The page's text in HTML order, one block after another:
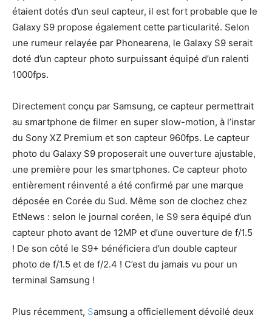
étaient dotés d’un seul capteur, il est fort probable que le
Galaxy S9 propose également cette particularité. Selon
une rumeur relayée par Phonearena, le Galaxy S9 serait
doté d’un capteur photo surpuissant équipé d’un ralenti
1000fps.
Directement conçu par Samsung, ce capteur permettrait
au smartphone de filmer en super slow-motion, à l’instar
du Sony XZ Premium et son capteur 960fps. Le capteur
photo du Galaxy S9 proposerait une ouverture ajustable,
une première pour les smartphones. Ce capteur photo
entièrement réinventé a été confirmé par une marque
déposée en Corée du Sud. Même son de clochez chez
EtNews : selon le journal coréen, le S9 sera équipé d’un
capteur photo avant de 12MP et d’une ouverture de f/1.5
! De son côté le S9+ bénéficiera d’un double capteur
photo de f/1.5 et de f/2.4 ! C’est du jamais vu pour un
terminal Samsung !
Plus récemment, Samsung a officiellement dévoilé deux